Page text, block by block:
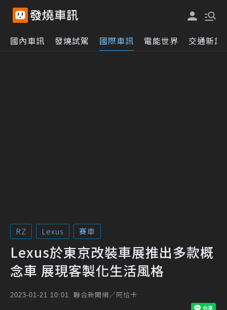
國內車訊 發燒試駕 國際車訊 電能世界 交通新訊
RZ Lexus 賽車
Lexus於東京改裝車展推出多款概
念車 展現客製化生活風格
2023-01-21 10:01 聯合新聞網／阿恰卡